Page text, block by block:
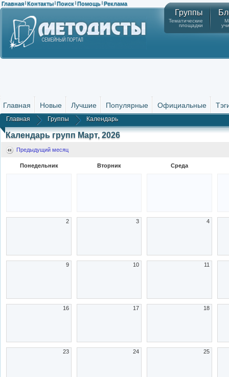
Главная | Контакты | Поиск | Помощь | Реклама
Группы
Тематические
площадки
Главная Новые Лучшие Популярные Официальные
Главная Группы Календарь
Календарь групп Март, 2026
Предыдущий месяц
Понедельник Вторник Среда
2 3 4
9 10 11
16 17 18
23 24 25